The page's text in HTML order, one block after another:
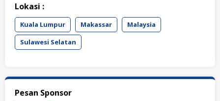
Lokasi :
Kuala Lumpur Makassar
Malaysia
Sulawesi Selatan
Pesan Sponsor